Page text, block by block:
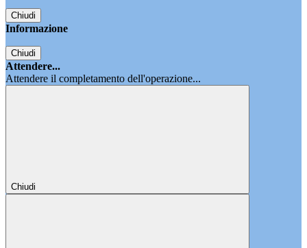
Chiudi
Informazione
Chiudi
Attendere...
Attendere il completamento dell'operazione...
Chiudi